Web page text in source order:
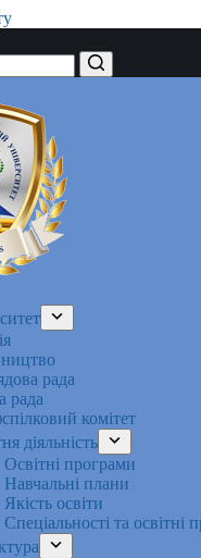
рада
рада
комітет
діяльність
Освітні програми
Навчальні плани
Якість освіти
Спеціальності та